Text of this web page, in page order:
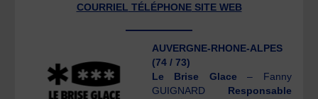
COURRIEL TÉLÉPHONESITE WEB
AUVERGNE-RHONE-ALPES
(74 / 73)
Le Brise Glace – Fanny
GUIGNARD Responsable